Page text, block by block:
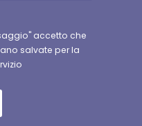
accetto che
salvate per la